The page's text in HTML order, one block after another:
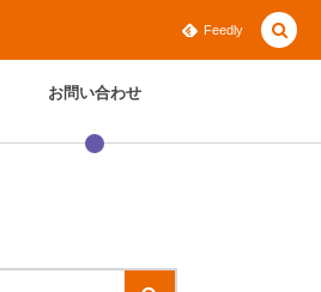
Feedly
お問い合わせ